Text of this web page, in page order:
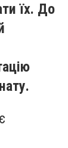
їх. До